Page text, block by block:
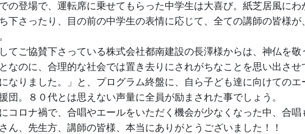
の登場で、運転席に乗せてもらった中学生は大喜び。紙芝居風に
下さったり、目の前の中学生の表情に応じて、全ての講師の皆様
てご協賛下さっている株式会社都南建設の長澤様からは、神仏を
なのに、合理的な社会では置き去りにされがちなことを思い出さ
なりました。」と、プログラム終盤に、自ら子ども達に向けての
団。８０代とは思えない声量に全員が励まされた事でしょう。
コロナ禍で、合唱やエールをいただく機会が少なくなった中、合
ん、先生方、講師の皆様、本当にありがとうございました！！